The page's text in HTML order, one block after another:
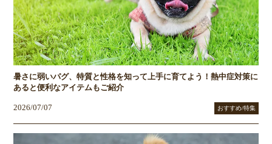
暑さに弱いパグ、特質と性格を知って上手に育てよう！熱中症対策に
あると便利なアイテムもご紹介
2026/07/07 おすすめ/特集